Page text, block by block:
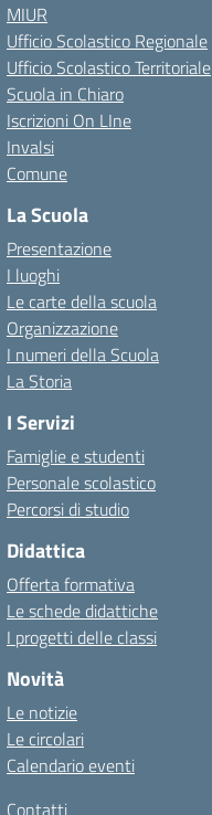
MIUR
Ufficio Scolastico Regionale
Ufficio Scolastico Territoriale
Scuola in Chiaro
Iscrizioni On LIne
Invalsi
Comune
La Scuola
Presentazione
I luoghi
Le carte della scuola
Organizzazione
I numeri della Scuola
La Storia
I Servizi
Famiglie e studenti
Personale scolastico
Percorsi di studio
Didattica
Offerta formativa
Le schede didattiche
I progetti delle classi
Novità
Le notizie
Le circolari
Calendario eventi
Contatti